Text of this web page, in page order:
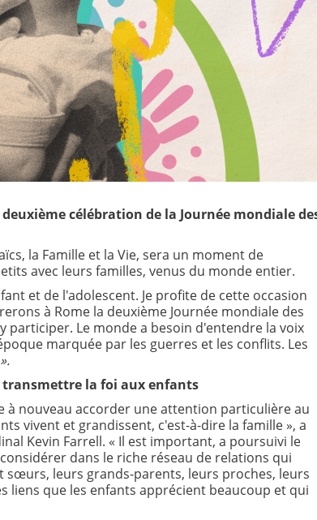
célébration de la Journée mondiale
la Famille et la Vie, sera un moment de
avec leurs familles, venus du monde entier.
et de l'adolescent. Je profite de cette occasion
à Rome la deuxième Journée mondiale des
participer. Le monde a besoin d'entendre la voix
marquée par les guerres et les conflits. Les
transmettre la foi aux enfants
à nouveau accorder une attention particulière au
vivent et grandissent, c'est-à-dire la famille », a
Kevin Farrell. « Il est important, a poursuivi le
dans le riche réseau de relations qui
leurs grands-parents, leurs proches, leurs
liens que les enfants apprécient beaucoup et qui